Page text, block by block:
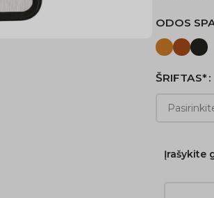
ODOS
ŠRIFTAS*
Įrašykite